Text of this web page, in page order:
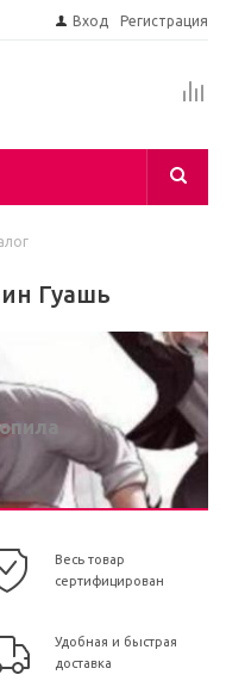
Вход Регистрация
Гуашь
Весь товар
сертифицирован
Удобная и быстрая
доставка